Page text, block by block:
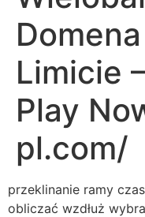
Limicie
Play
pl.com/
przeklinanie ramy
obliczać wzdłuż